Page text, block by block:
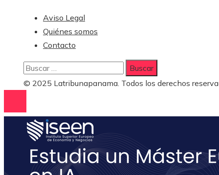
Aviso Legal
Quiénes somos
Contacto
Buscar:
© 2025 Latribunapanama. Todos los derechos